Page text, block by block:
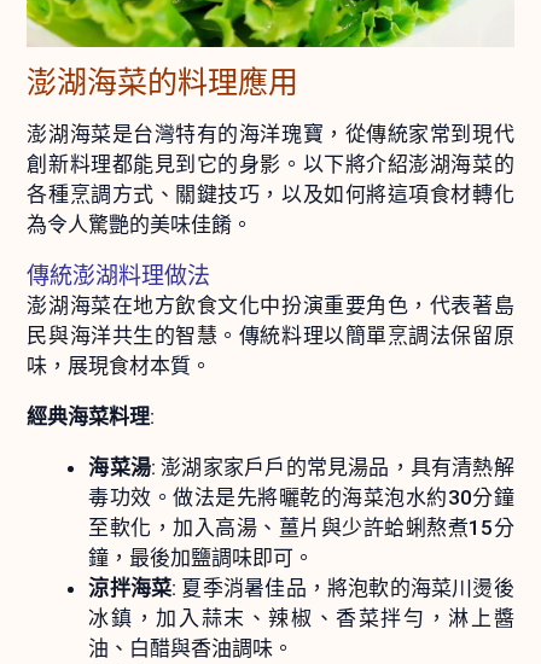
澎湖海菜的料理應用
澎湖海菜是台灣特有的海洋瑰寶，從傳統家常到現代
創新料理都能見到它的身影。以下將介紹澎湖海菜的
各種烹調方式、關鍵技巧，以及如何將這項食材轉化
為令人驚艷的美味佳餚。
傳統澎湖料理做法
澎湖海菜在地方飲食文化中扮演重要角色，代表著島
民與海洋共生的智慧。傳統料理以簡單烹調法保留原
味，展現食材本質。
經典海菜料理:
海菜湯: 澎湖家家戶戶的常見湯品，具有清熱解
毒功效。做法是先將曬乾的海菜泡水約30分鐘
至軟化，加入高湯、薑片與少許蛤蜊熬煮15分
鐘，最後加鹽調味即可。
涼拌海菜: 夏季消暑佳品，將泡軟的海菜川燙後
冰鎮，加入蒜末、辣椒、香菜拌勻，淋上醬
油、白醋與香油調味。